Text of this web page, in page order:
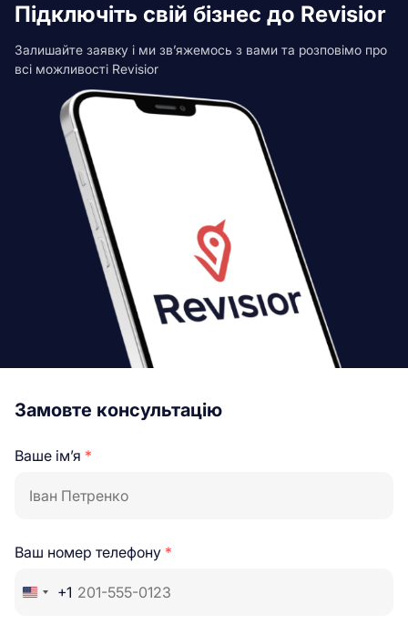
Підключіть свій бізнес до Revisior
Залишайте заявку і ми зв’яжемось з вами та розповімо про
всі можливості Revisior
Замовте консультацію
Ваше ім’я *
Ваш номер телефону *
+1